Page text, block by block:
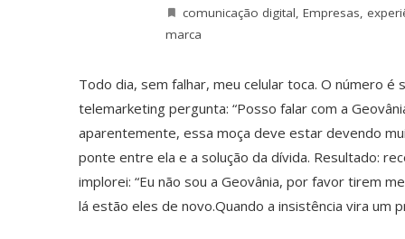
comunicação digital, Empresas,
marca
Todo dia, sem falhar, meu celular toca. O número
telemarketing pergunta: “Posso falar com a
aparentemente, essa moça deve estar devendo
ponte entre ela e a solução da dívida. Resultado:
implorei: “Eu não sou a Geovânia, por favor tirem
lá estão eles de novo.Quando a insistência vira um